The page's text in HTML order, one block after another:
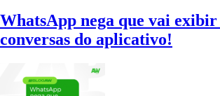
WhatsApp nega que vai exibir
conversas do aplicativo!